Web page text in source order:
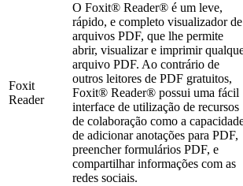
Foxit
Reader
O Foxit® Reader® é um leve,
rápido, e completo visualizador de
arquivos PDF, que lhe permite
abrir, visualizar e imprimir
arquivo PDF. Ao contrário de
outros leitores de PDF gratuitos,
Foxit® Reader® possui uma fácil
interface de utilização de recursos
de colaboração como a
de adicionar anotações para PDF,
preencher formulários PDF, e
compartilhar informações com as
redes sociais.